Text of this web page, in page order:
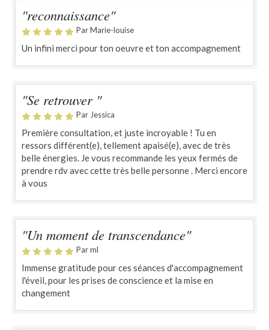
"reconnaissance"
Par Marie-louise
Un infini merci pour ton oeuvre et ton accompagnement
"Se retrouver "
Par Jessica
Première consultation, et juste incroyable ! Tu en
ressors différent(e), tellement apaisé(e), avec de très
belle énergies. Je vous recommande les yeux fermés de
prendre rdv avec cette très belle personne . Merci encore
à vous
"Un moment de transcendance"
Par ml
Immense gratitude pour ces séances d'accompagnement
l'éveil, pour les prises de conscience et la mise en
changement